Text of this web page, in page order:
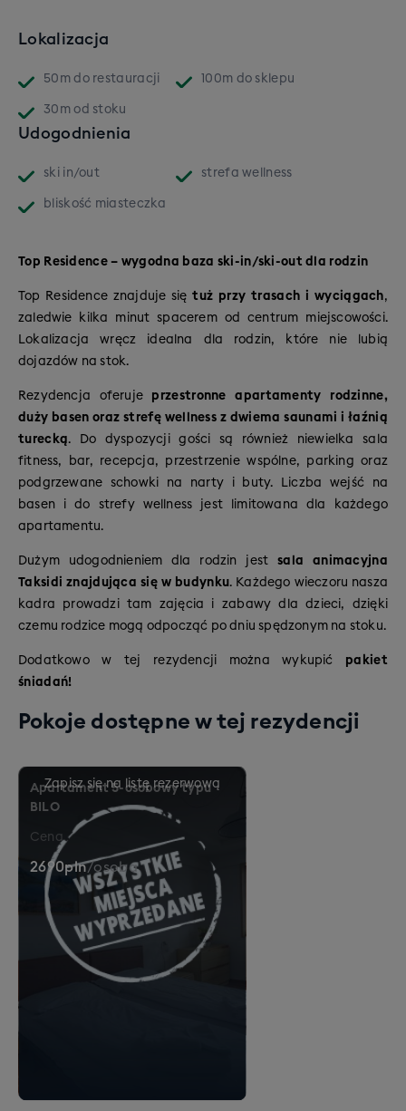
Trasy dla każdego poziomu
osób doskonalących podstawy.
59% tras średnich
już swobodnie.
doświadczonych i szukających sportowych
wyzwań.
wysokogórskie stoki, które świetnie sprawdzają się
Bardziej zaawansowani narciarze mogą zmierzyć się
między innymi z czarną trasą Paradiso, prowadzącą z
rejonu lodowca Presena.
Ponte di Legno i Temù oferują zupełnie inny charakter
jazdy:dłuższe trasy poprowadzone przez szerokie,
leśne przecinki
. Północna ekspozycja wielu stoków
sprzyja utrzymaniu dobrych warunków śniegowych
również na niższych wysokościach.
Różnorodność regionu sprawia, że odpowiednie trasy
znajdą tu zarówno osoby początkujące, jak i
średniozaawansowani oraz doświadczeni narciarze.
alpejskie szczyty.
Lokalizacja
50m do restauracji 100m do sklepu
30m od stoku
Udogodnienia
ski in/out strefa wellness
bliskość miasteczka
Top Residence – wygodna baza ski-in/ski-out dla rodzin
Top Residence znajduje siętuż przy trasach i wyciągach,
zaledwie kilka minut spacerem od centrum miejscowości.
Lokalizacja wręcz idealna dla rodzin, które nie lubią
dojazdów na stok.
Rezydencja oferuje przestronne apartamenty rodzinne,
duży basen oraz strefę wellness z dwiema saunami i łaźnią
turecką. Do dyspozycji gości są również niewielka sala
fitness, bar, recepcja, przestrzenie wspólne, parking oraz
podgrzewane schowki na narty i buty. Liczba wejść na
basen i do strefy wellness jest limitowana dla każdego
apartamentu.
Dużym udogodnieniem dla rodzin jest sala animacyjna
Taksidi znajdująca się w budynku. Każdego wieczoru nasza
kadra prowadzi tam zajęcia i zabawy dla dzieci, dzięki
czemu rodzice mogą odpocząć po dniu spędzonym na stoku.
Dodatkowo w tej rezydencji można wykupić pakiet
śniadań!
Pokoje dostępne w tej rezydencji
Apartament 5-osobowy typu
BILO
Cena
2690pln/osoba